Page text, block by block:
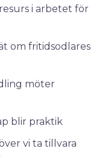
i arbetet för
om fritidsodlares
möter
blir praktik
vi ta tillvara